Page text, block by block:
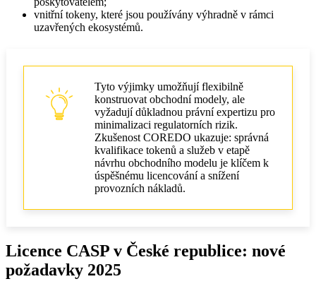
vnitřní tokeny, které jsou používány výhradně v rámci
uzavřených ekosystémů.
Tyto výjimky umožňují flexibilně
konstruovat obchodní modely, ale
vyžadují důkladnou právní expertizu pro
minimalizaci regulatorních rizik.
Zkušenost COREDO ukazuje: správná
kvalifikace tokenů a služeb v etapě
návrhu obchodního modelu je klíčem k
úspěšnému licencování a snížení
provozních nákladů.
Licence CASP v České republice: nové
požadavky 2025